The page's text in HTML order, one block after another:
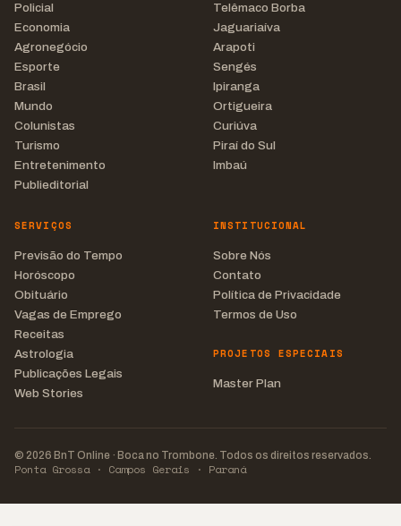
Policial
Economia
Agronegócio
Esporte
Brasil
Mundo
Colunistas
Turismo
Entretenimento
Publieditorial
Telêmaco Borba
Jaguariaíva
Arapoti
Sengés
Ipiranga
Ortigueira
Curiúva
Piraí do Sul
Imbaú
SERVIÇOS
Previsão do Tempo
Horóscopo
Obituário
Vagas de Emprego
Receitas
Astrologia
Publicações Legais
Web Stories
INSTITUCIONAL
Sobre Nós
Contato
Política de Privacidade
Termos de Uso
PROJETOS ESPECIAIS
Master Plan
© 2026 BnT Online · Boca no Trombone. Todos os direitos reservados.
Ponta Grossa · Campos Gerais · Paraná